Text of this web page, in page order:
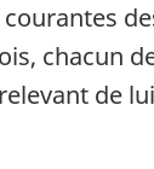
chacun
de